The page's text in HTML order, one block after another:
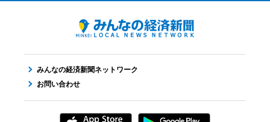
みんなの経済新聞ネットワーク
お問い合わせ